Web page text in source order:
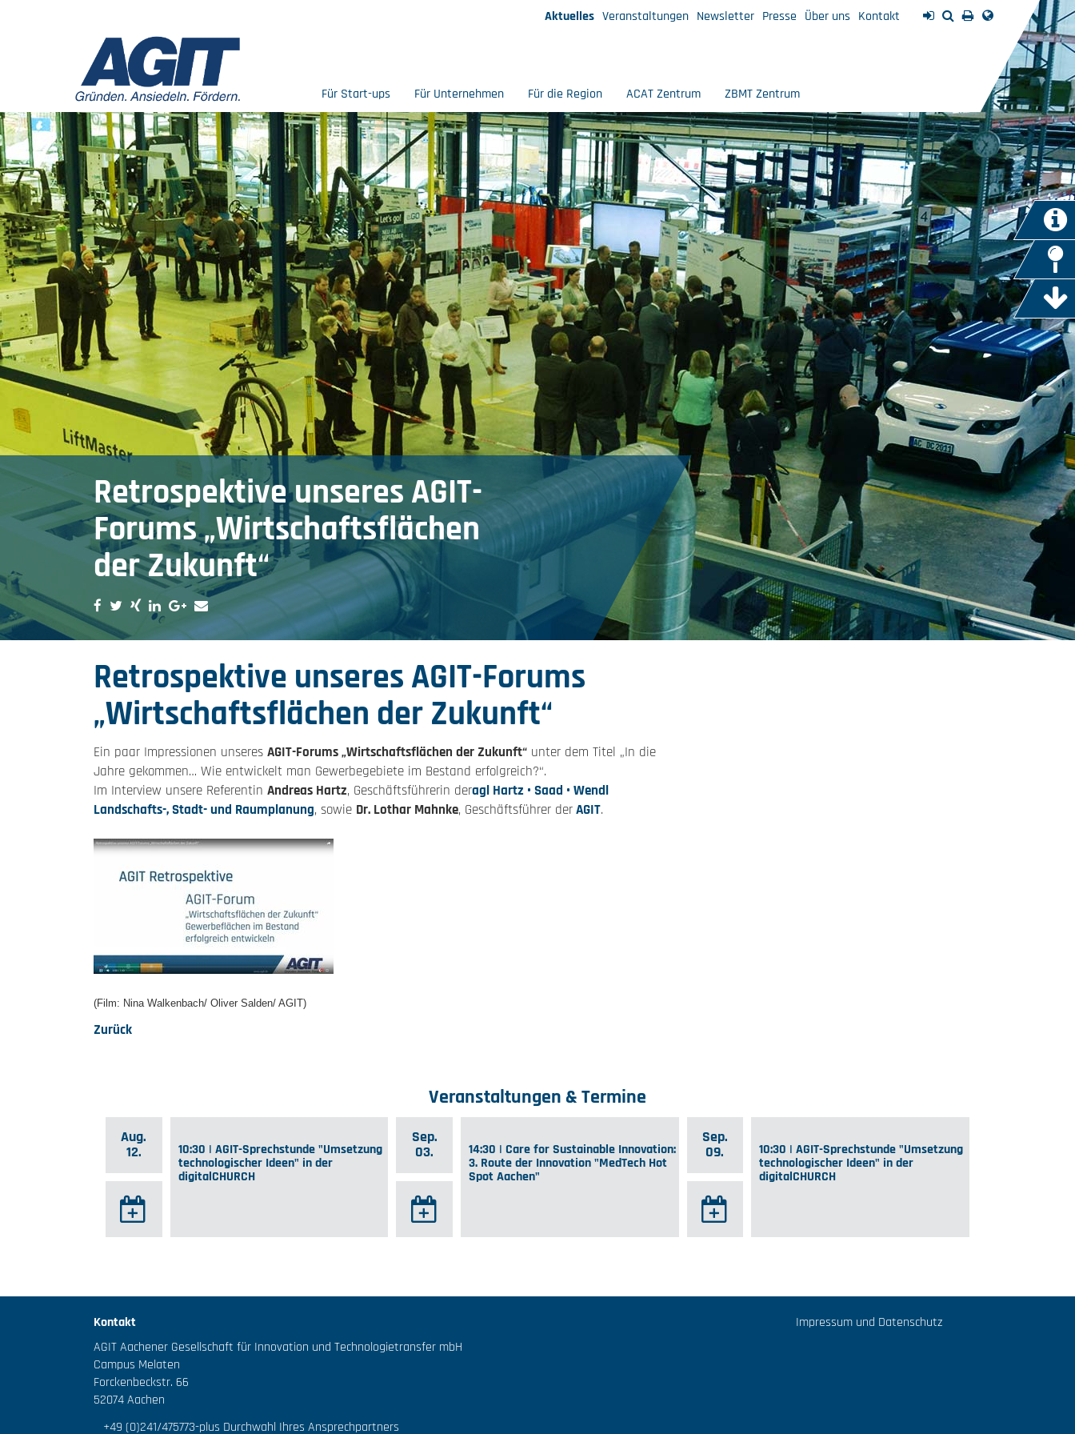
Aktuelles Veranstaltungen Newsletter Presse Über uns Kontakt
Für Start-ups Für Unternehmen Für die Region ACAT Zentrum ZBMT Zentrum
Retrospektive unseres AGIT-
Forums „Wirtschaftsflächen
der Zukunft“
Retrospektive unseres AGIT-Forums
„Wirtschaftsflächen der Zukunft“
Ein paar Impressionen unseres AGIT-Forums „Wirtschaftsflächen der Zukunft“ unter dem Titel „In die
Jahre gekommen… Wie entwickelt man Gewerbegebiete im Bestand erfolgreich?“.
Im Interview unsere Referentin Andreas Hartz, Geschäftsführerin deragl Hartz • Saad • Wendl
Landschafts-, Stadt- und Raumplanung, sowie Dr. Lothar Mahnke, Geschäftsführer derAGIT.
(Film: Nina Walkenbach/ Oliver Salden/ AGIT)
Zurück
Veranstaltungen & Termine
Aug.
12.
10:30 | AGIT-Sprechstunde "Umsetzung
technologischer Ideen" in der
digitalCHURCH
Sep.
03.
14:30 | Care for Sustainable Innovation:
3. Route der Innovation "MedTech Hot
Spot Aachen"
Sep.
09.
10:30 | AGIT-Sprechstunde "Umsetzung
technologischer Ideen" in der
digitalCHURCH
Kontakt
AGIT Aachener Gesellschaft für Innovation und Technologietransfer mbH
Campus Melaten
Forckenbeckstr. 66
52074 Aachen
+49 (0)241/475773-plus Durchwahl Ihres Ansprechpartners
Impressum und Datenschutz